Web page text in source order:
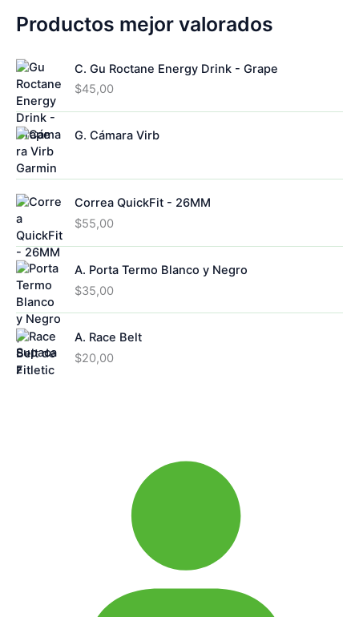
d
oProductos mejor valorados
C. Gu Roctane Energy Drink - Grape
$45,00
G. Cámara Virb
Correa QuickFit - 26MM
$55,00
A. Porta Termo Blanco y Negro
$35,00
A. Race Belt
$20,00